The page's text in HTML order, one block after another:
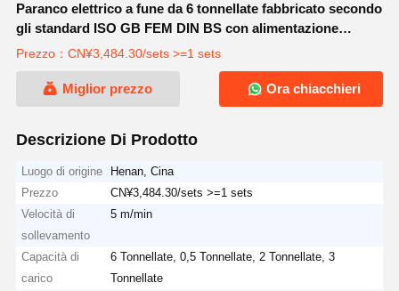
Paranco elettrico a fune da 6 tonnellate fabbricato secondo
gli standard ISO GB FEM DIN BS con alimentazione
elettrica
Prezzo：CN¥3,484.30/sets >=1 sets
Miglior prezzo Ora chiacchieri
Descrizione Di Prodotto
Luogo di origine
Henan, Cina
Prezzo
CN¥3,484.30/sets >=1 sets
Velocità di
sollevamento
5 m/min
Capacità di
carico
6 Tonnellate, 0,5 Tonnellate, 2 Tonnellate, 3
Tonnellate